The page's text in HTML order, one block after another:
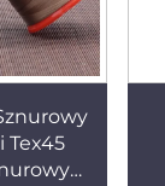
Tex45